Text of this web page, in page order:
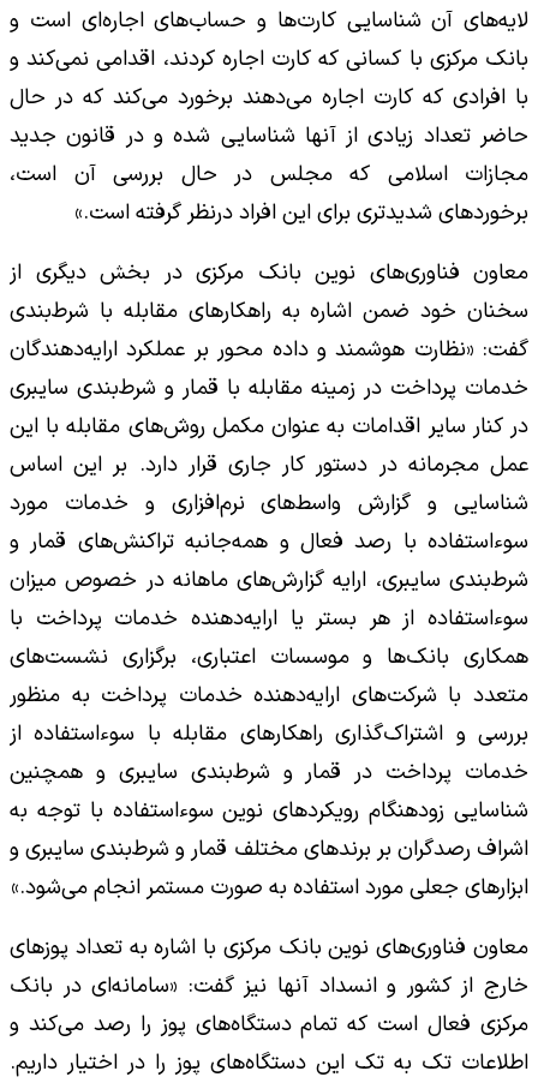
لایه‌های آن شناسایی کارت‌ها و حساب‌های اجاره‌ای است و
بانک مرکزی با کسانی که کارت اجاره کردند، اقدامی نمی‌کند و
با افرادی که کارت اجاره می‌دهند برخورد می‌کند که در حال
حاضر تعداد زیادی از آنها شناسایی شده و در قانون جدید
مجازات اسلامی که مجلس در حال بررسی آن است،
برخوردهای شدیدتری برای این افراد درنظر گرفته است.»
معاون فناوری‌های نوین بانک مرکزی در بخش دیگری از
سخنان خود ضمن اشاره به راهکارهای مقابله با شرط‌بندی
گفت: «نظارت هوشمند و داده محور بر عملکرد ارایه‌دهندگان
خدمات پرداخت در زمینه مقابله با قمار و شرط‌بندی سایبری
در کنار سایر اقدامات به عنوان مکمل روش‌های مقابله با این
عمل مجرمانه در دستور کار جاری قرار دارد. بر این اساس
شناسایی و گزارش واسط‌های نرم‌افزاری و خدمات مورد
سوءاستفاده با رصد فعال و همه‌جانبه تراکنش‌های قمار و
شرط‌بندی سایبری، ارایه گزارش‌های ماهانه در خصوص میزان
سوءاستفاده از هر بستر یا ارایه‌دهنده خدمات پرداخت با
همکاری بانک‌ها و موسسات اعتباری، برگزاری نشست‌های
متعدد با شرکت‌های ارایه‌دهنده خدمات پرداخت به ‌منظور
بررسی و اشتراک‌گذاری راهکارهای مقابله با سوءاستفاده از
خدمات پرداخت در قمار و شرط‌بندی سایبری و همچنین
شناسایی زودهنگام رویکردهای نوین سوءاستفاده با توجه به
اشراف رصدگران بر برندهای مختلف قمار و شرط‌بندی سایبری و
ابزارهای جعلی مورد استفاده به‌ صورت مستمر انجام می‌شود.»
معاون فناوری‌های نوین بانک مرکزی با اشاره به تعداد پوزهای
خارج از کشور و انسداد آنها نیز گفت: «سامانه‌ای در بانک
مرکزی فعال است که تمام دستگاه‌های پوز را رصد می‌کند و
اطلاعات تک به تک این دستگاه‌های پوز را در اختیار داریم.